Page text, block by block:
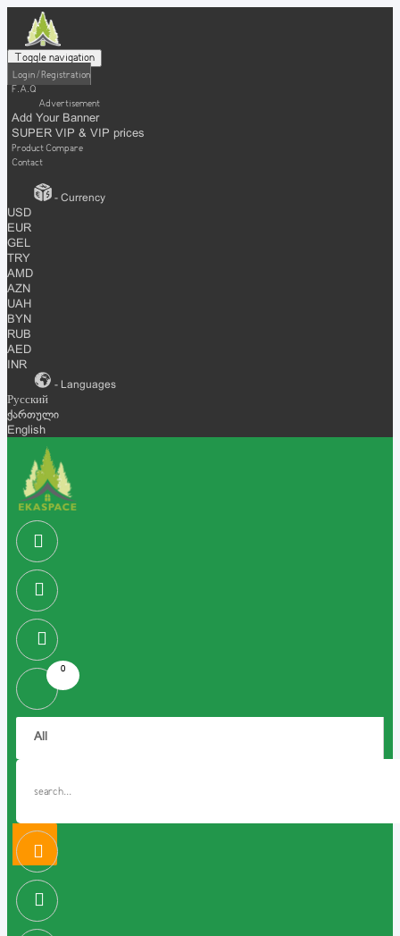
Toggle navigation
Login / Registration
F.A.Q
Advertisement
Add Your Banner
SUPER VIP & VIP prices
Product Compare
Contact
- Currency
USD
EUR
GEL
TRY
AMD
AZN
UAH
BYN
RUB
AED
INR
- Languages
Русский
ქართული
English
0